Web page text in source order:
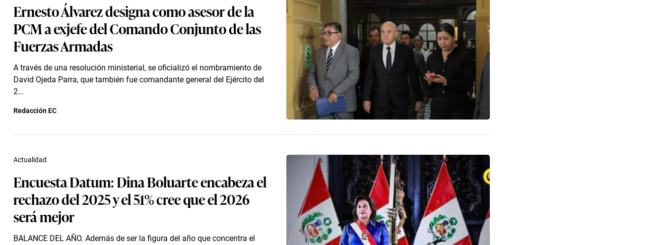
Ernesto Álvarez designa como asesor de la
PCM a exjefe del Comando Conjunto de las
Fuerzas Armadas
A través de una resolución ministerial, se oficializó el nombramiento de
David Ojeda Parra, que también fue comandante general del Ejército del
2...
Redacción EC
Encuesta Datum: Dina Boluarte encabeza el
rechazo del 2025 y el 51% cree que el 2026
será mejor
BALANCE DEL AÑO. Además de ser la figura del año que concentra el
Actualidad